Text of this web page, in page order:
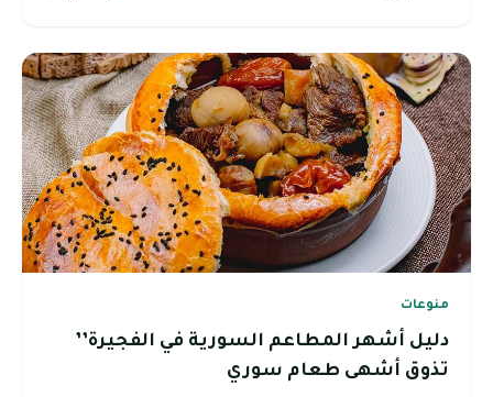
منوعات
دليل أشهر المطاعم السورية في الفجيرة’’
تذوق أشهى طعام سوري